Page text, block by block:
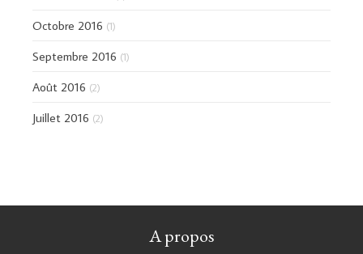
Octobre 2016 (1)
Septembre 2016 (1)
Août 2016 (2)
Juillet 2016 (2)
A propos